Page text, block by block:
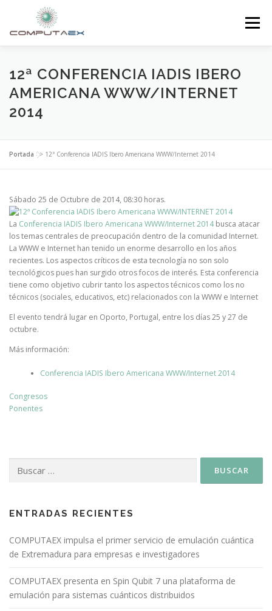
Menú
INICIO LA FUNDACIÓN EL CENTRO
SUPERCOMPUTACIÓN
INVESTIGACIÓN E INNOVACIÓN
12ª CONFERENCIA IADIS IBERO
AMERICANA WWW/INTERNET
2014
Portada >> 12ª Conferencia IADIS Ibero Americana WWW/Internet 2014
Sábado 25 de Octubre de 2014, 08:30 horas.
La Conferencia IADIS Ibero Americana WWW/Internet 2014busca atacar
los temas centrales de preocupación dentro de la comunidad Internet.
La WWW e Internet han tenido un enorme desarrollo en los años
recientes. Los aspectos críticos de esta tecnología no son solo
tecnológicos pues han surgido otros focos de interés. Esta conferencia
tiene como objetivo cubrir tanto los aspectos técnicos como los no
técnicos (sociales, educativos, etc) relacionados con la WWW e Internet
El evento tendrá lugar en Oporto, Portugal, entre los días 25 y 27 de
octubre.
Más información:
Conferencia IADIS Ibero Americana WWW/Internet 2014
Congresos
Ponentes
ENTRADAS RECIENTES
COMPUTAEX impulsa el primer servicio de emulación cuántica
de Extremadura para empresas e investigadores
COMPUTAEX presenta en Spin Qubit 7 una plataforma de
emulación para sistemas cuánticos distribuidos